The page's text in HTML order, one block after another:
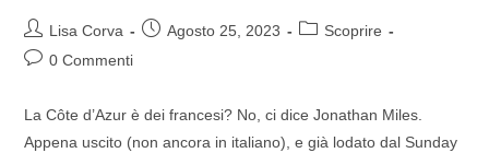
Lisa Corva Agosto 25, 2023
Scoprire
0 Commenti
La Côte d’Azur è dei francesi? No, ci dice Jonathan Miles.
Appena uscito (non ancora in italiano), e già lodato dal Sunday